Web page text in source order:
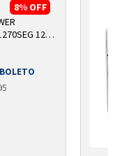
8% OFF
12V